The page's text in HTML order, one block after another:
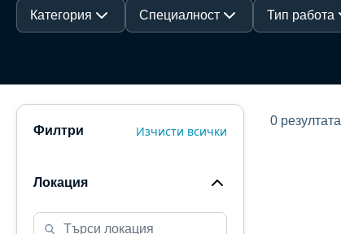
Категория Специалност Тип работа
Филтри Изчисти всички
Локация
0 резултата